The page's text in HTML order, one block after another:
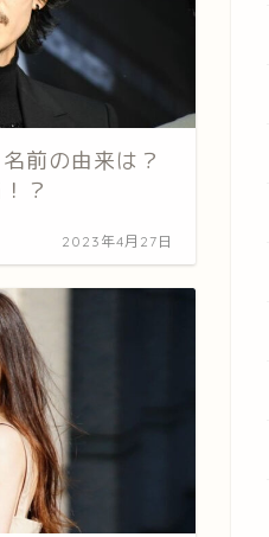
前の由来は？
？
2023年4月27日